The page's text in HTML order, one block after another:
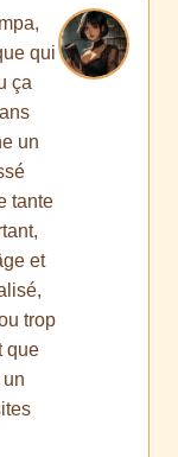
qui
ça
un
tante
et
trop
que